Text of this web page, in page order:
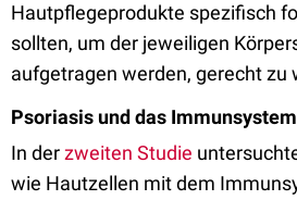
Hautpflegeprodukte spezifisch
sollten, um der jeweiligen
aufgetragen werden, gerecht zu
Psoriasis und das Immunsystem
In derzweiten Studie
wie Hautzellen mit dem